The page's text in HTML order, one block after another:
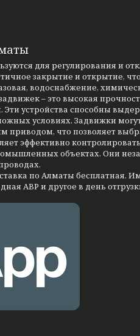
для регулирования и
закрытие и открытие,
водоснабжение,
– это высокая
Эти устройства способны
условиях. Задвижки
приводом, что позволяет
эффективно
объектах. Они
по Алматы бесплатная.
АВР и другое в день